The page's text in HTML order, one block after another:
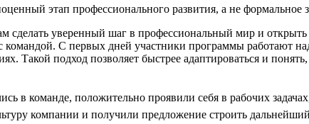
этап профессионального развития, а не формальное
уверенный шаг в профессиональный мир и
командой. С первых дней участники программы работают
Такой подход позволяет быстрее адаптироваться и
в команде, положительно проявили себя в рабочих
компании и получили предложение строить дальнейший